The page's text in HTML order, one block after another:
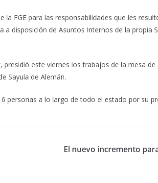
la FGE para las responsabilidades que les
a disposición de Asuntos Internos de la propia
presidió este viernes los trabajos de la mesa de
Sayula de Alemán.
personas a lo largo de todo el estado por su
El nuevo incremento